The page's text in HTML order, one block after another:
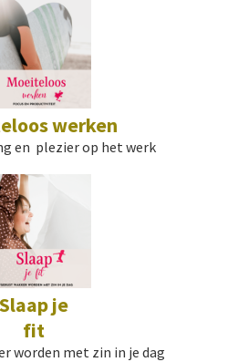
werken
en plezier op het werk
Slaap je
fit
worden met zin in je dag